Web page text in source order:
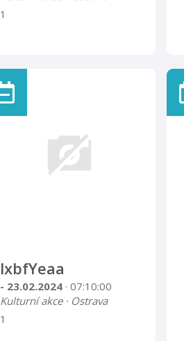
1
lxbfYeaa
- 23.02.2024 · 07:10:00
Kulturní akce · Ostrava
1